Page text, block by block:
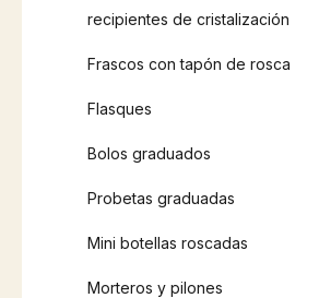
recipientes de cristalización
Frascos con tapón de rosca
Flasques
Bolos graduados
Probetas graduadas
Mini botellas roscadas
Morteros y pilones